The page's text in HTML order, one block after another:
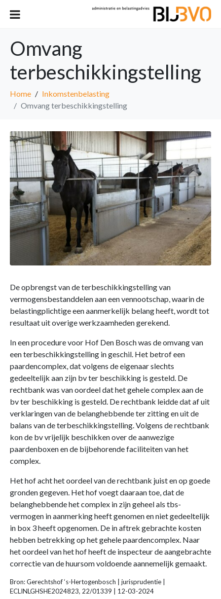
Omvang
terbeschikkingstelling
Home
Inkomstenbelasting
Omvang terbeschikkingstelling
De opbrengst van de terbeschikkingstelling van
vermogensbestanddelen aan een vennootschap, waarin de
belastingplichtige een aanmerkelijk belang heeft, wordt tot
resultaat uit overige werkzaamheden gerekend.
In een procedure voor Hof Den Bosch was de omvang van
een terbeschikkingstelling in geschil. Het betrof een
paardencomplex, dat volgens de eigenaar slechts
gedeeltelijk aan zijn bv ter beschikking is gesteld. De
rechtbank was van oordeel dat het gehele complex aan de
bv ter beschikking is gesteld. De rechtbank leidde dat af uit
verklaringen van de belanghebbende ter zitting en uit de
balans van de terbeschikkingstelling. Volgens de rechtbank
kon de bv vrijelijk beschikken over de aanwezige
paardenboxen en de bijbehorende faciliteiten van het
complex.
Het hof acht het oordeel van de rechtbank juist en op goede
gronden gegeven. Het hof voegt daaraan toe, dat de
belanghebbende het complex in zijn geheel als tbs-
vermogen in aanmerking heeft genomen en niet gedeeltelijk
in box 3 heeft opgenomen. De in aftrek gebrachte kosten
hebben betrekking op het gehele paardencomplex. Naar
het oordeel van het hof heeft de inspecteur de aangebrachte
correctie van de huursom voldoende aannemelijk gemaakt.
Bron: Gerechtshof ‘s-Hertogenbosch | jurisprudentie |
ECLINLGHSHE2024823, 22/01339 | 12-03-2024